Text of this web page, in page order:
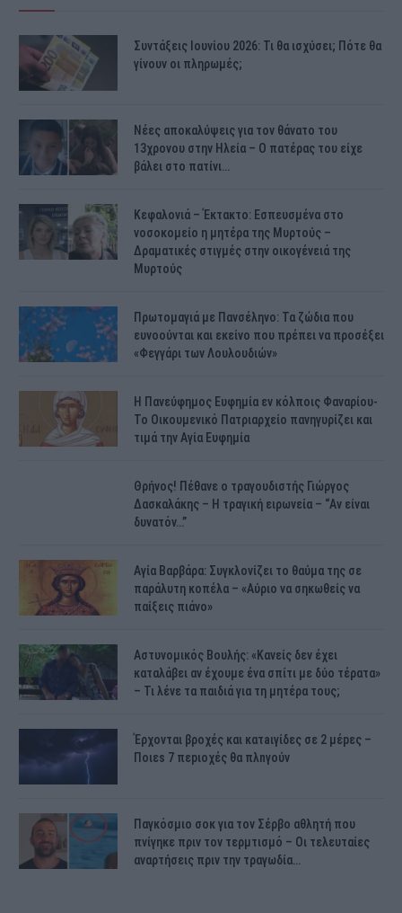
Συντάξεις Ιουνίου 2026: Τι θα ισχύσει; Πότε θα
γίνουν οι πληρωμές;
Νέες αποκαλύψεις για τον θάνατο του
13χρονου στην Ηλεία – Ο πατέρας του είχε
βάλει στο πατίνι…
Κεφαλονιά – Έκτακτο: Εσπευσμένα στο
νοσοκομείο η μητέρα της Μυρτούς –
Δραματικές στιγμές στην οικογένειά της
Μυρτούς
Πρωτομαγιά με Πανσέληνο: Τα ζώδια που
ευνοούνται και εκείνο που πρέπει να προσέξει
«Φεγγάρι των Λουλουδιών»
H Πανεύφημος Ευφημία εν κόλποις Φαναρίου-
Το Οικουμενικό Πατριαρχείο πανηγυρίζει και
τιμά την Αγία Ευφημία
Θρήνος! Πέθανε ο τραγουδιστής Γιώργος
Δασκαλάκης – Η τραγική ειρωνεία – “Αν είναι
δυνατόν…”
Αγία Βαρβάρα: Συγκλονίζει το θαύμα της σε
παράλυτη κοπέλα – «Αύριο να σηκωθείς να
παίξεις πιάνο»
Αστυνομικός Bουλής: «Κανείς δεν έχει
καταλάβει αν έχουμε ένα σπίτι με δύο τέρατα»
– Τι λένε τα παιδιά για τη μητέρα τους;
Έρχονται βροχές και κατaιγίδες σε 2 μέpες –
Ποιεs 7 πεpιοχές θα πλnγούν
Παγκόσμιο σοκ για τον Σέρβο αθλητή που
πνίγηκε πριν τον τερμτισμό – Οι τελευταίες
αναρτήσεις πριν την τραγωδία…